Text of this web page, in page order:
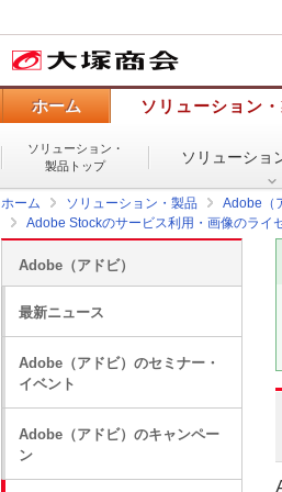
ホーム ソリューション
ソリューション・
製品トップ
ソリューショ
ホーム ソリューション・製品
Adobe（
Adobe Stockのサービス利用・画像のライ
Adobe（アドビ）
最新ニュース
Adobe（アドビ）のセミナー・
イベント
Adobe（アドビ）のキャンペー
ン